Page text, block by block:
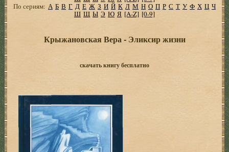
По сериям: А Б В Г Д Е Ж З И Й К Л М Н О П Р С Т У Ф Х Ц Ч
Ш Щ Ы Э Ю Я [A-Z] [0-9]
Крыжановская Вера - Эликсир жизни
скачать книгу бесплатно